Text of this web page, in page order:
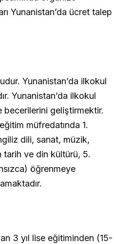
Yunanistan’da ücret talep
Yunanistan’da ilkokul
Yunanistan’da ilkokul
geliştirmektir.
müfredatında 1.
dili, sanat, müzik,
tarih ve din kültürü, 5.
öğrenmeye
3 yıl lise eğitiminden (15-